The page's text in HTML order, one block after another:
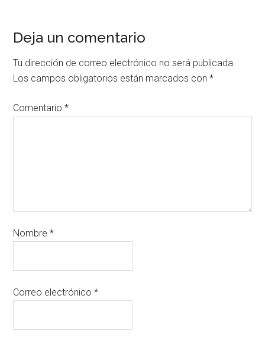
Deja un comentario
Tu dirección de correo electrónico no será publicada.
Los campos obligatorios están marcados con*
Comentario*
Nombre*
Correo electrónico*